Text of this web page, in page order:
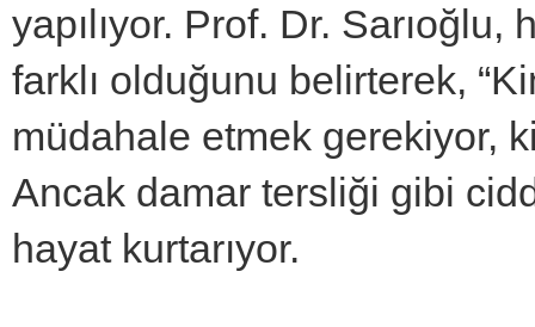
yapılıyor. Prof. Dr. Sarıoğlu,
farklı olduğunu belirterek,
müdahale etmek gerekiyor,
Ancak damar tersliği gibi
hayat kurtarıyor.